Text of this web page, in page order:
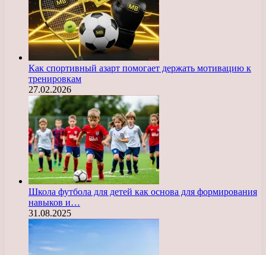
Как спортивный азарт помогает держать мотивацию к
тренировкам
27.02.2026
Школа футбола для детей как основа для формирования
навыков и…
31.08.2025